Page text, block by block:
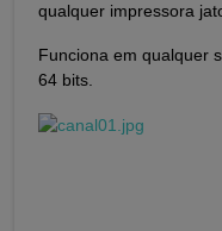
qualquer impressora
Funciona em qualquer
64 bits.